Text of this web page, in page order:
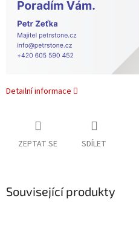
Detailní informace
ZEPTAT SE SDÍLET
Související produkty